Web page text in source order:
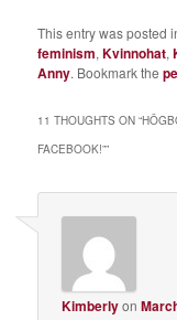
This entry was posted
feminism,Kvinnohat,
Anny. Bookmark the
11 THOUGHTS ON “
FACEBOOK!””
Kimberlyon